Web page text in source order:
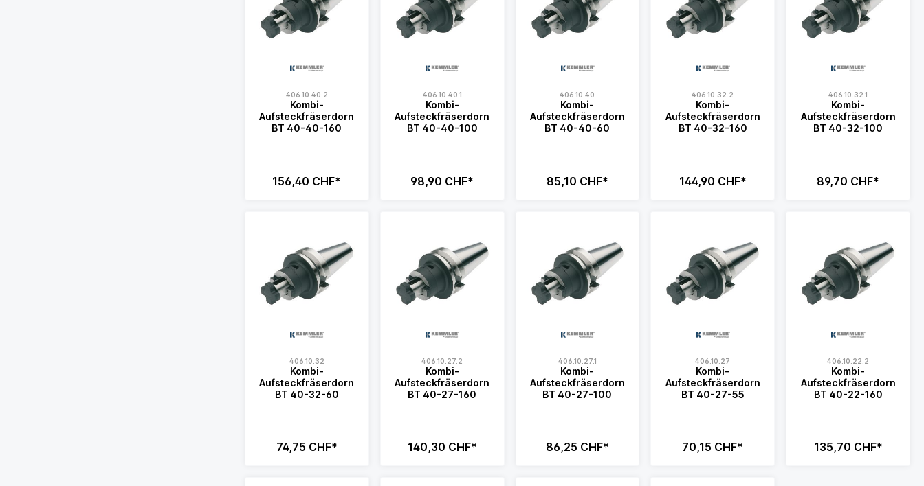
406.10.40.2
Kombi-
Aufsteckfräserdorn
BT 40-40-160
156,40 CHF*
406.10.40.1
Kombi-
Aufsteckfräserdorn
BT 40-40-100
98,90 CHF*
406.10.40
Kombi-
Aufsteckfräserdorn
BT 40-40-60
85,10 CHF*
406.10.32.2
Kombi-
Aufsteckfräserdorn
BT 40-32-160
144,90 CHF*
406.10.32.1
Kombi-
Aufsteckfräserdorn
BT 40-32-100
89,70 CHF*
406.10.32
Kombi-
Aufsteckfräserdorn
BT 40-32-60
74,75 CHF*
406.10.27.2
Kombi-
Aufsteckfräserdorn
BT 40-27-160
140,30 CHF*
406.10.27.1
Kombi-
Aufsteckfräserdorn
BT 40-27-100
86,25 CHF*
406.10.27
Kombi-
Aufsteckfräserdorn
BT 40-27-55
70,15 CHF*
406.10.22.2
Kombi-
Aufsteckfräserdorn
BT 40-22-160
135,70 CHF*